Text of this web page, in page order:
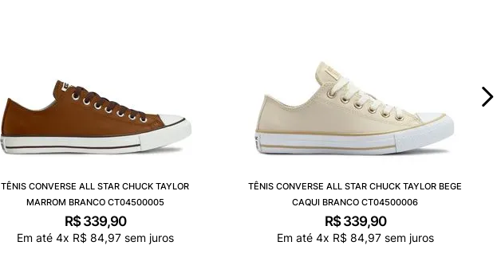
TÊNIS CONVERSE ALL STAR CHUCK TAYLOR
MARROM BRANCO CT04500005
R$ 339,90
Em até 4x R$ 84,97sem juros
TÊNIS CONVERSE ALL STAR CHUCK TAYLOR BEGE
CAQUI BRANCO CT04500006
R$ 339,90
Em até 4x R$ 84,97sem juros